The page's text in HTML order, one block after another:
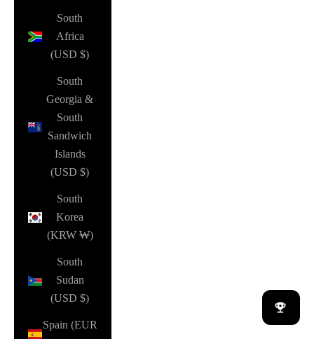
South
Africa
(USD $)
South
Georgia &
South
Sandwich
Islands
(USD $)
South
Korea
(KRW ₩)
South
Sudan
(USD $)
Spain (EUR